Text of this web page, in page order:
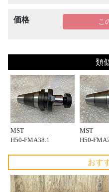
価格 こ
類
MST
H50-FMA38.1
MST
H50-
おす